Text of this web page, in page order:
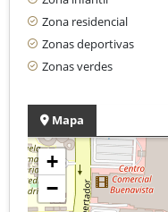
Zona residencial
Zonas deportivas
Zonas verdes
Mapa
+
−